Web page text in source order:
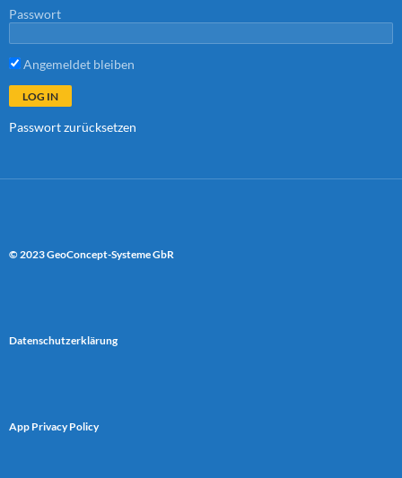
Passwort
Angemeldet bleiben
Passwort zurücksetzen
© 2023 GeoConcept-Systeme GbR
Datenschutzerklärung
App Privacy Policy